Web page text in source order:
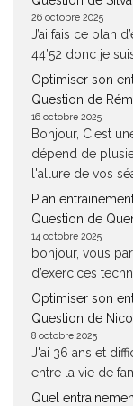
26 octobre 2025
J’ai fais ce plan
44’52 donc je
Optimiser son
Question de
16 octobre 2025
Bonjour, C'est
dépend de
l'allure de vos
Plan
Question de
14 octobre 2025
bonjour, vous
d’exercices
Optimiser son
Question de
8 octobre 2025
J'ai 36 ans et
entre la vie de
Quel